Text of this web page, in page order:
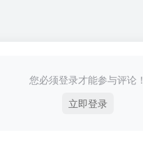
您必须登录才能参与评论！
立即登录